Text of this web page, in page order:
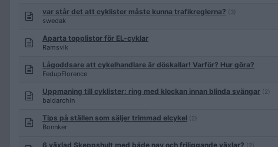
var står det att cyklister måste kunna trafikreglerna? (3)
swedak
Aparta topplistor för EL-cyklar
Ramsvik
Lågoddsare att cykelhandlare är döskallar! Varför? Hur göra?
FedupFlorence
Uppmaning till cyklister: ring med klockan innan blinda svängar (2)
baldarchin
Tips på ställen som säljer trimmad elcykel (2)
Bonnker
6 växlad Skeppshult med både nav och friliggande växlar? (2)